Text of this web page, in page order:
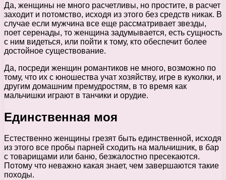
Да, женщины не много расчетливы, но простите, в расчет
заходит и потомство, исходя из этого без средств никак. В
случае если мужчина все еще рассматривает звезды,
поет серенады, то женщина задумывается, есть сущность
с ним видеться, или пойти к тому, кто обеспечит более
достойное существование.
Да, посреди женщин романтиков не много, возможно по
тому, что их с юношества учат хозяйству, игре в куколки, и
другим домашним премудростям, в то время как
мальчишки играют в танчики и орудие.
Единственная моя
Естественно женщины грезят быть единственной, исходя
из этого все пробы парней сходить на мальчишник, в бар
с товарищами или баню, безжалостно пресекаются.
Потому что неважно какая знает, чем завершаются такие
походы.